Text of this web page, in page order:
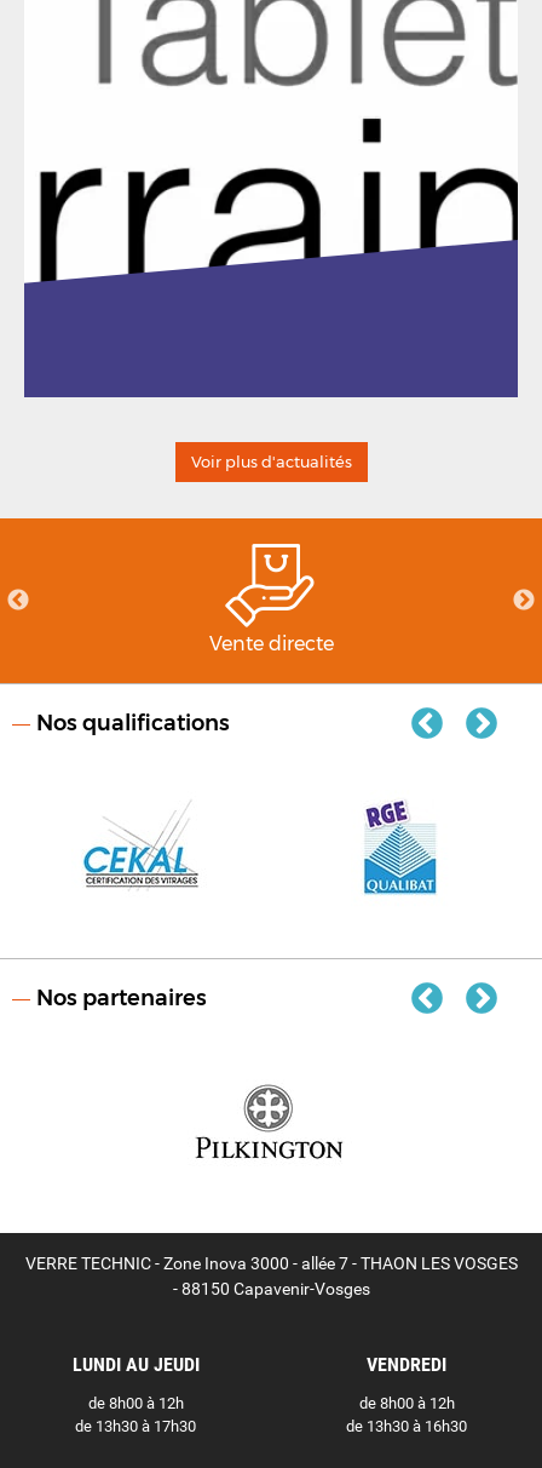
Voir plus d'actualités
Vente directe
Nos qualifications
Nos partenaires
VERRE TECHNIC - Zone Inova 3000 - allée 7 - THAON LES VOSGES
- 88150 Capavenir-Vosges
LUNDI AU JEUDI
de 8h00 à 12h
de 13h30 à 17h30
VENDREDI
de 8h00 à 12h
de 13h30 à 16h30